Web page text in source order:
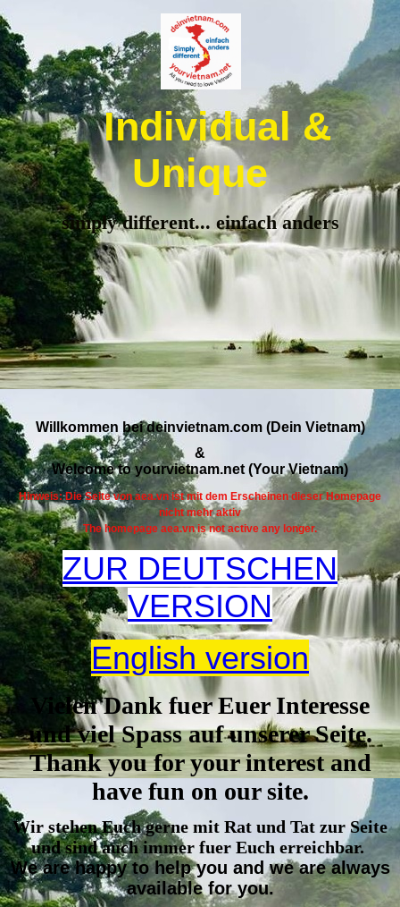
Individual &
Unique
simply different... einfach anders
Willkommen bei deinvietnam.com (Dein Vietnam)
&
Welcome to yourvietnam.net (Your Vietnam)
Hinweis: Die Seite von aea.vn ist mit dem Erscheinen dieser Homepage
nicht mehr aktiv
The homepage aea.vn is not active any longer.
ZUR DEUTSCHEN
VERSION
English version
Vielen Dank fuer Euer Interesse
und viel Spass auf unserer Seite.
Thank you for your interest and
have fun on our site.
Wir stehen Euch gerne mit Rat und Tat zur Seite
und sind auch immer fuer Euch erreichbar.
We are happy to help you and we are always
available for you.